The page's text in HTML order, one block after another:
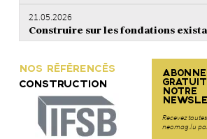
21.05.2026
Construire sur les fondations
NOS RÉFÉRENCÉS
CONSTRUCTION
NOTRE
Recevez
neomag.lu